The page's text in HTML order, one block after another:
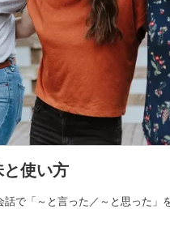
と使い方
話で「～と言った／～と思った」